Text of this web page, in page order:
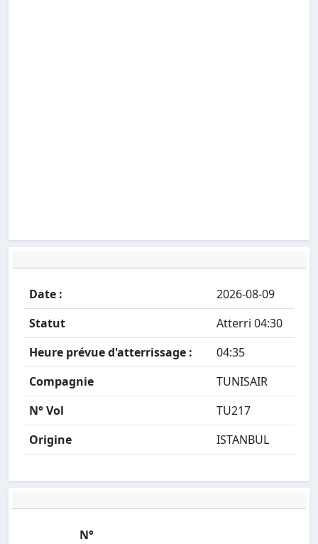
Date :
2026-08-09
Statut
Atterri 04:30
Heure prévue d'atterrissage :
04:35
Compagnie
TUNISAIR
N° Vol
TU217
Origine
ISTANBUL
N°